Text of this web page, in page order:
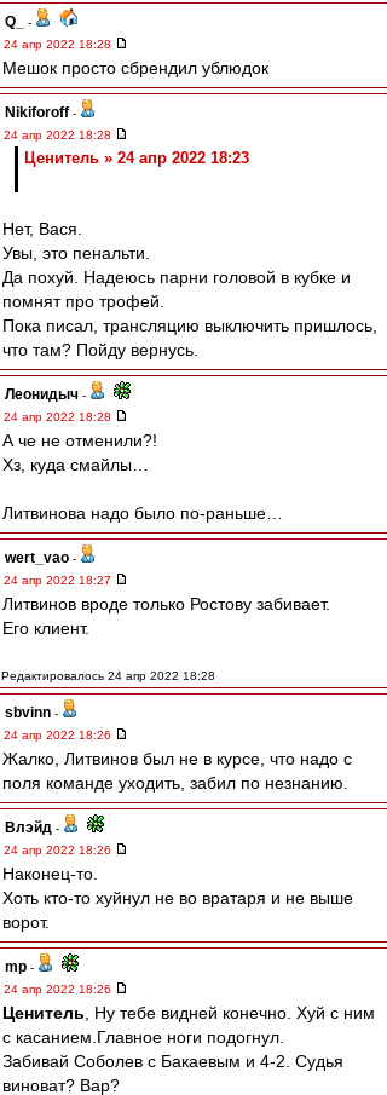
Q_
-
24 апр 2022 18:28
Мешок просто сбрендил ублюдок
Nikiforoff -
24 апр 2022 18:28
Ценитель » 24 апр 2022 18:23
Нет, Вася.
Увы, это пенальти.
Да похуй. Надеюсь парни головой в кубке и
помнят про трофей.
Пока писал, трансляцию выключить пришлось,
что там? Пойду вернусь.
Леонидыч -
24 апр 2022 18:28
А че не отменили?!
Хз, куда смайлы…
Литвинова надо было по-раньше…
wert_vao -
24 апр 2022 18:27
Литвинов вроде только Ростову забивает.
Его клиент.
Редактировалось 24 апр 2022 18:28
sbvinn -
24 апр 2022 18:26
Жалко, Литвинов был не в курсе, что надо с
поля команде уходить, забил по незнанию.
Влэйд -
24 апр 2022 18:26
Наконец-то.
Хоть кто-то хуйнул не во вратаря и не выше
ворот.
mp -
24 апр 2022 18:26
Ценитель , Ну тебе видней конечно. Хуй с ним
с касанием.Главное ноги подогнул.
Забивай Соболев с Бакаевым и 4-2. Судья
виноват? Вар?